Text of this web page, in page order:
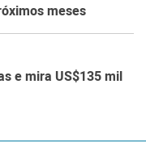
meses
e mira US$135 mil